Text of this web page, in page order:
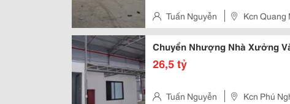
Tuấn Nguyễn Kcn Quang
Chuyển Nhượng Nhà Xưởng
26,5 tỷ
Tuấn Nguyễn Kcn Phú